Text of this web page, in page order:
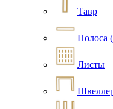
Тавр
Полоса
Листы